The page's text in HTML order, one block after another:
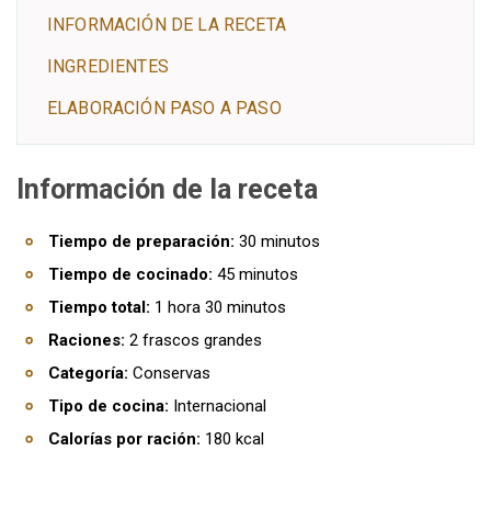
INFORMACIÓN DE LA RECETA
INGREDIENTES
ELABORACIÓN PASO A PASO
Información de la receta
Tiempo de preparación: 30 minutos
Tiempo de cocinado: 45 minutos
Tiempo total: 1 hora 30 minutos
Raciones: 2 frascos grandes
Categoría: Conservas
Tipo de cocina: Internacional
Calorías por ración: 180 kcal